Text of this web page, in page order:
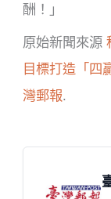
酬！」
原始新聞來源
目標打造「四
灣郵報.